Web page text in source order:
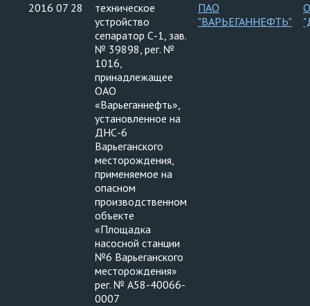
2016 07 28
техническое
устройство
сепаратор С-1, зав.
№ 39898, рег. №
1016,
принадлежащее
ОАО
«Варьеганнефть»,
установленное на
ДНС-6
Варьеганского
месторождения,
применяемое на
опасном
производственном
объекте
«Площадка
насосной станции
№6 Варьеганского
месторождения»
рег. № А58-40066-
0007
ПАО
"ВАРЬЕГАННЕФТЬ"